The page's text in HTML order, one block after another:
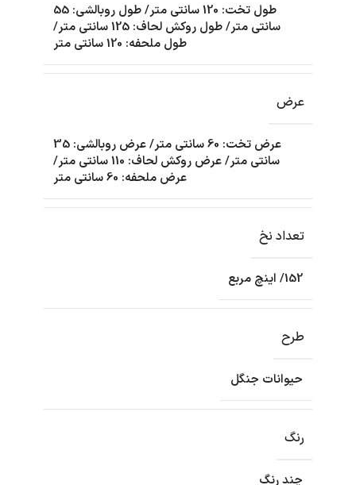
طول تخت: 120 سانتی متر/ طول روبالشی: 55
سانتی متر/ طول روکش لحاف: 125 سانتی متر/
طول ملحفه: 120 سانتی متر
عرض
عرض تخت: 60 سانتی متر/ عرض روبالشی: 35
سانتی متر/ عرض روکش لحاف: 110 سانتی متر/
عرض ملحفه: 60 سانتی متر
تعداد نخ
152/ اینچ مربع
طرح
حیوانات جنگل
رنگ
چند رنگ